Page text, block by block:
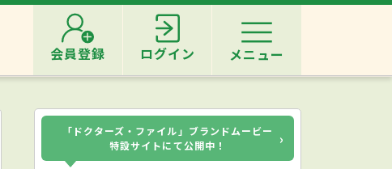
会員登録 ログイン メニュー
「ドクターズ・ファイル」ブランドムービー
特設サイトにて公開中！
›